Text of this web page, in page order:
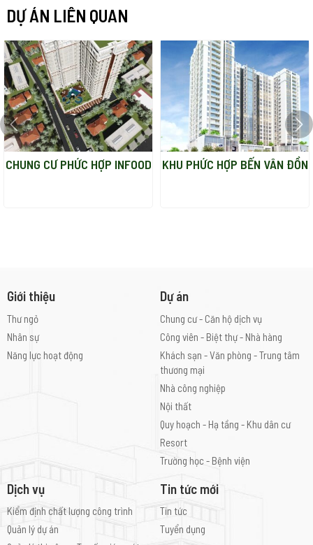
DỰ ÁN LIÊN QUAN
CHUNG CƯ PHỨC HỢP INFOOD KHU PHỨC HỢP BẾN VÂN ĐỒN
Giới thiệu
Thư ngỏ
Nhân sự
Năng lực hoạt động
Dự án
Chung cư - Căn hộ dịch vụ
Công viên - Biệt thự - Nhà hàng
Khách sạn - Văn phòng - Trung tâm
thương mại
Nhà công nghiệp
Nội thất
Quy hoạch - Hạ tầng - Khu dân cư
Resort
Trường học - Bệnh viện
Dịch vụ
Kiểm định chất lượng công trình
Quản lý dự án
Tin tức mới
Tin tức
Tuyển dụng